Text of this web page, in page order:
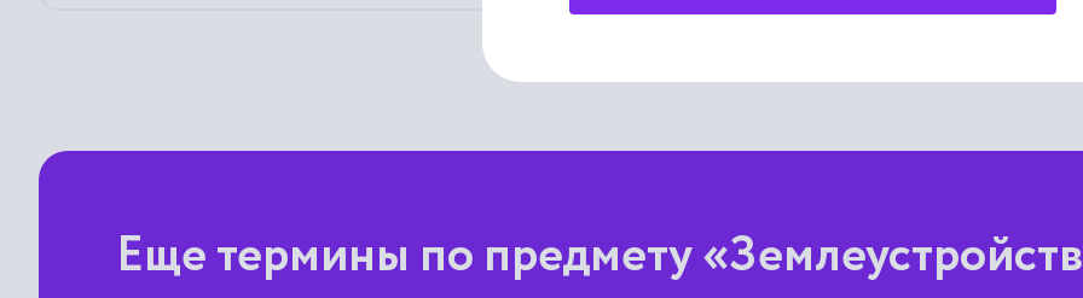
Еще термины по предмету